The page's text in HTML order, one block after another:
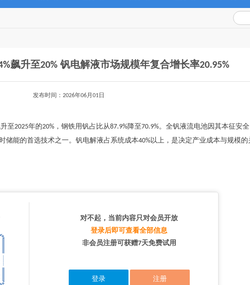
飙升至20% 钒电解液市场规模年复合增长率20.95%
发布时间：2026年06月01日
至2025年的20%，钢铁用钒占比从87.9%降至70.9%。全钒液流电池因其本征安
储能的首选技术之一。钒电解液占系统成本40%以上，是决定产业成本与规模的
对不起，当前内容只对会员开放
登录后即可查看全部信息
非会员注册可获赠7天免费试用
登录 注册